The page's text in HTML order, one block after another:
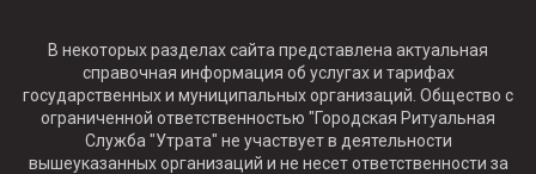
В некоторых разделах сайта представлена актуальная
справочная информация об услугах и тарифах
государственных и муниципальных организаций. Общество с
ограниченной ответственностью "Городская Ритуальная
Служба "Утрата" не участвует в деятельности
вышеуказанных организаций и не несет ответственности за